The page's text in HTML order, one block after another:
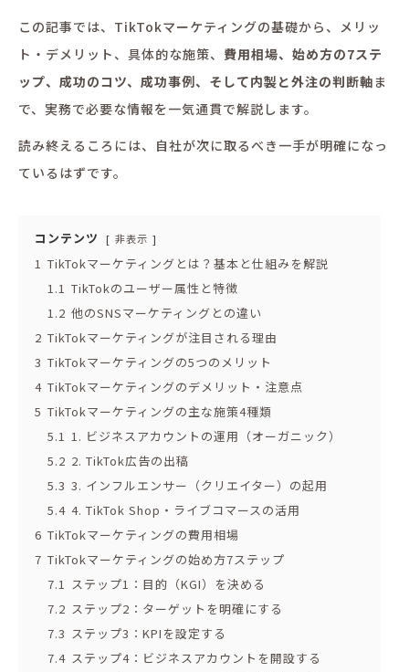
この記事では、TikTokマーケティングの基礎から、メリッ
ト・デメリット、具体的な施策、 費用相場、始め方の7ステ
ップ、成功のコツ、成功事例、そして内製と外注の判断軸ま
で、実務で必要な情報を一気通貫で解説します。
読み終えるころには、自社が次に取るべき一手が明確になっ
ているはずです。
コンテンツ 非表示
1 TikTokマーケティングとは？基本と仕組みを解説
1.1 TikTokのユーザー属性と特徴
1.2 他のSNSマーケティングとの違い
2 TikTokマーケティングが注目される理由
3 TikTokマーケティングの5つのメリット
4 TikTokマーケティングのデメリット・注意点
5 TikTokマーケティングの主な施策4種類
5.1 1. ビジネスアカウントの運用（オーガニック）
5.2 2. TikTok広告の出稿
5.3 3. インフルエンサー（クリエイター）の起用
5.4 4. TikTok Shop・ライブコマースの活用
6 TikTokマーケティングの費用相場
7 TikTokマーケティングの始め方7ステップ
7.1 ステップ1：目的（KGI）を決める
7.2 ステップ2：ターゲットを明確にする
7.3 ステップ3：KPIを設定する
7.4 ステップ4：ビジネスアカウントを開設する